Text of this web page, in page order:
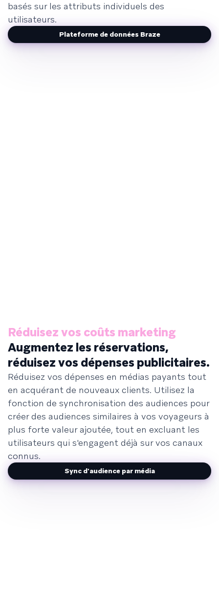
basés sur les attributs individuels des
utilisateurs.
Plateforme de données Braze
Réduisez vos coûts marketing
Augmentez les réservations,
réduisez vos dépenses publicitaires.
Réduisez vos dépenses en médias payants tout
en acquérant de nouveaux clients. Utilisez la
fonction de synchronisation des audiences pour
créer des audiences similaires à vos voyageurs à
plus forte valeur ajoutée, tout en excluant les
utilisateurs qui s'engagent déjà sur vos canaux
connus.
Sync d'audience par média